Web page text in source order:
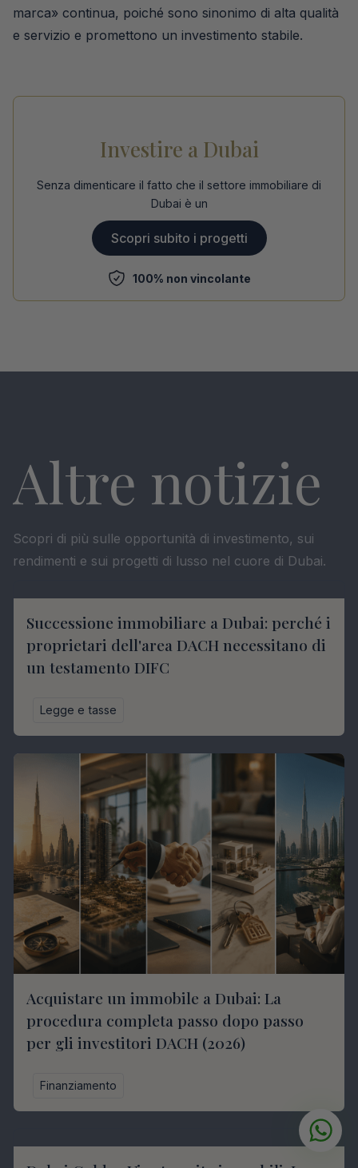
marca» continua, poiché sono sinonimo di alta qualità
e servizio e promettono un investimento stabile.
Investire a Dubai
Senza dimenticare il fatto che il settore immobiliare di
Dubai è un
Scopri subito i progetti
100% non vincolante
Altre notizie
Scopri di più sulle opportunità di investimento, sui
rendimenti e sui progetti di lusso nel cuore di Dubai.
Successione immobiliare a Dubai: perché i
proprietari dell'area DACH necessitano di
un testamento DIFC
Legge e tasse
Acquistare un immobile a Dubai: La
procedura completa passo dopo passo
per gli investitori DACH (2026)
Finanziamento